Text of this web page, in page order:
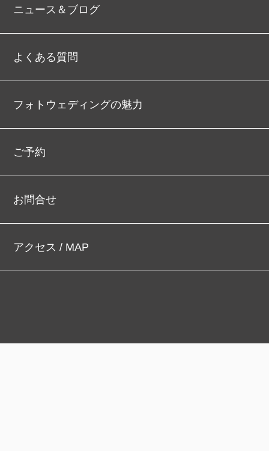
ニュース＆ブログ
よくある質問
フォトウェディングの魅力
ご予約
お問合せ
アクセス / MAP